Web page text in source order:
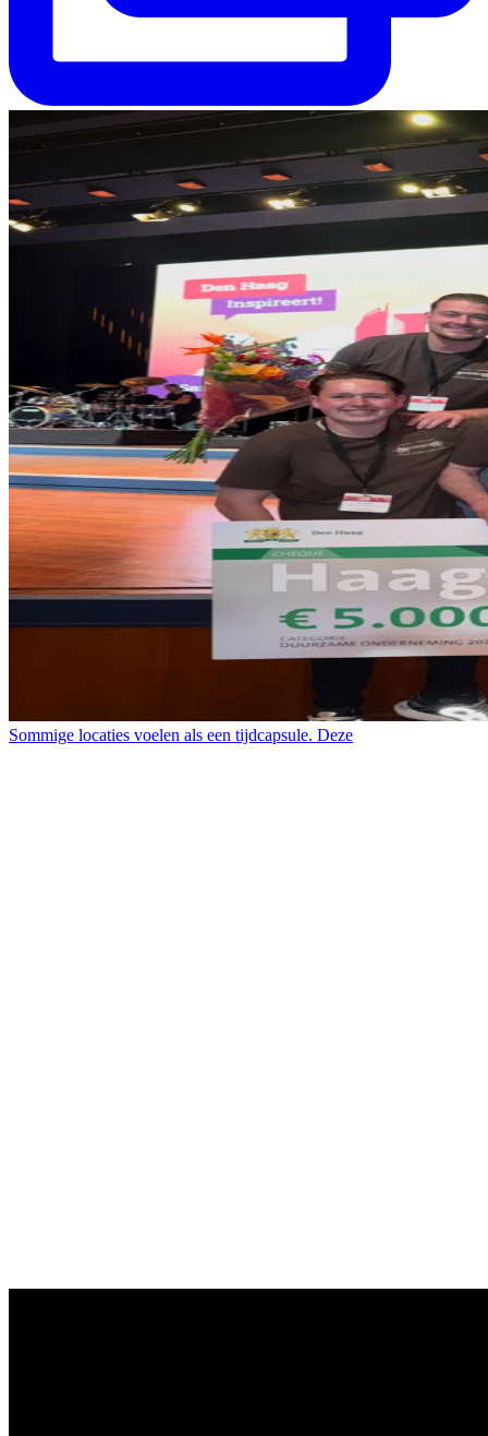
Sommige locaties voelen als een tijdcapsule. Deze